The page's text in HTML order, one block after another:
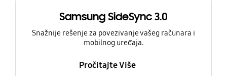
Samsung SideSync 3.0
Snažnije rešenje za povezivanje vašeg računara i
mobilnog uređaja.
Pročitajte Više